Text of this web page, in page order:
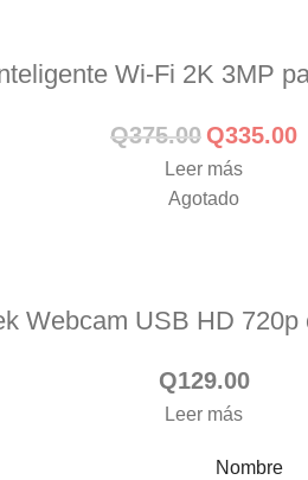
Wi-Fi 2K 3MP
Q375.00 Q335.00
Leer más
Agotado
Webcam USB HD
Q129.00
Leer más
Nombre